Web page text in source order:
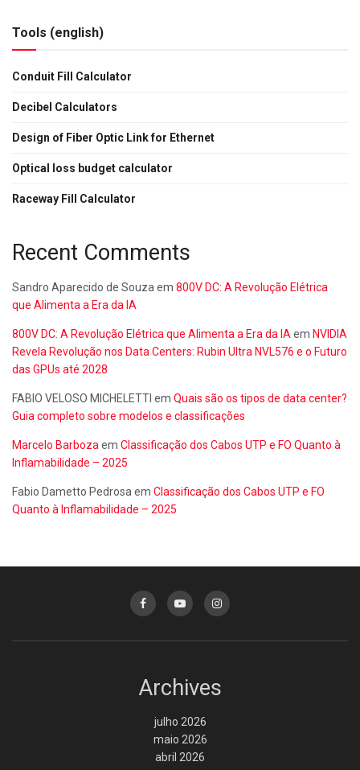
Tools (english)
Conduit Fill Calculator
Decibel Calculators
Design of Fiber Optic Link for Ethernet
Optical loss budget calculator
Raceway Fill Calculator
Recent Comments
Sandro Aparecido de Souza em 800V DC: A Revolução Elétrica
que Alimenta a Era da IA
800V DC: A Revolução Elétrica que Alimenta a Era da IA em NVIDIA
Revela Revolução nos Data Centers: Rubin Ultra NVL576 e o Futuro
das GPUs até 2028
FABIO VELOSO MICHELETTI em Quais são os tipos de data center?
Guia completo sobre modelos e classificações
Marcelo Barboza em Classificação dos Cabos UTP e FO Quanto à
Inflamabilidade – 2025
Fabio Dametto Pedrosa em Classificação dos Cabos UTP e FO
Quanto à Inflamabilidade – 2025
Archives
julho 2026
maio 2026
abril 2026